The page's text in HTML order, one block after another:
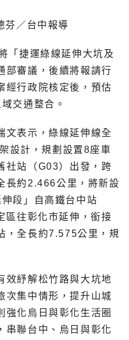
芬／台中報導
「捷運綠線延伸大坑及
部審議，後續將報請行
經行政院核定後，預估
交通整合。
文表示，綠線延伸線全
設計，規劃設置8座車
社站（G03）出發，跨
長約2.466公里，將新設
段」自高鐵台中站
區往彰化市延伸，銜接
，全長約7.575公里，規
效紓解松竹路與大坑地
次集中情形，提升山城
強化烏日與彰化生活圈
串聯台中、烏日與彰化